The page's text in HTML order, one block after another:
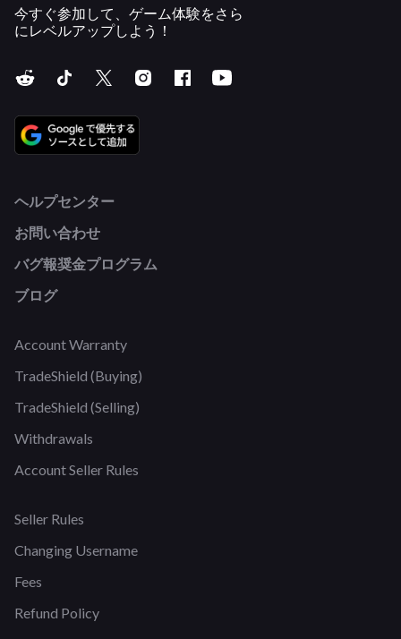
今すぐ参加して、ゲーム体験をさら
にレベルアップしよう！
ヘルプセンター
お問い合わせ
バグ報奨金プログラム
ブログ
Account Warranty
TradeShield (Buying)
TradeShield (Selling)
Withdrawals
Account Seller Rules
Seller Rules
Changing Username
Fees
Refund Policy